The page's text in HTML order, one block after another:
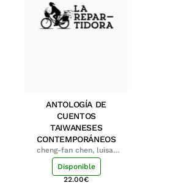
ANTOLOGÍA DE
CUENTOS
TAIWANESES
CONTEMPORÁNEOS
cheng-fan chen, luisa;
shu-ying chang, luisa
Disponible
22.00€